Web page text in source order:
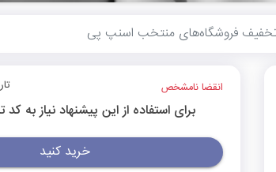
انقضا نامشخص
برای استفاده از این پیشنهاد نیاز به
خرید کنید